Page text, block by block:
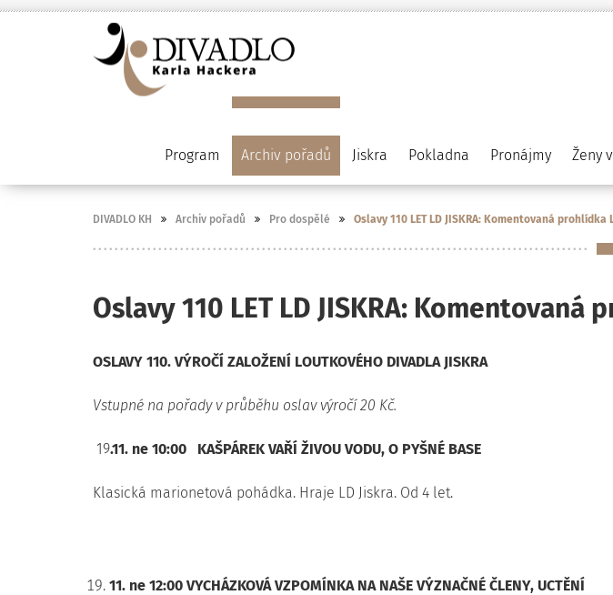
Program Archiv pořadů Jiskra Pokladna Pronájmy Ženy
DIVADLO KH Archiv pořadů Pro dospělé Oslavy 110 LET LD JISKRA: Komentovaná
Oslavy 110 LET LD JISKRA:
OSLAVY 110. VÝROČÍ ZALOŽENÍ LOUTKOVÉHO DIVADLA JISKRA
Vstupné na pořady v průběhu oslav výročí 20 Kč.
19.11. ne 10:00 KAŠPÁREK VAŘÍ ŽIVOU VODU, O PYŠNÉ BASE
Klasická marionetová pohádka. Hraje LD Jiskra. Od 4 let.
11. ne 12:00 VYCHÁZKOVÁ VZPOMÍNKA NA NAŠE VÝZNAČNÉ ČLENY, UCTĚNÍ